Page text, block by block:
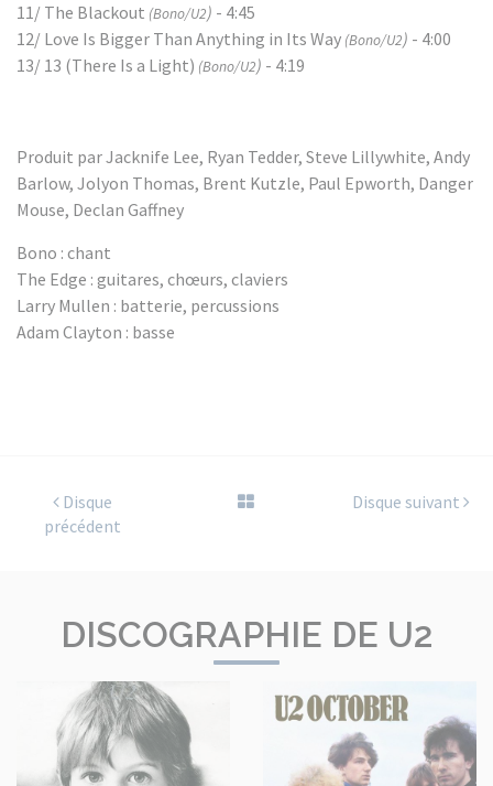
11/ The Blackout (Bono/U2) - 4:45
12/ Love Is Bigger Than Anything in Its Way (Bono/U2) - 4:00
13/ 13 (There Is a Light) (Bono/U2) - 4:19
Produit par Jacknife Lee, Ryan Tedder, Steve Lillywhite, Andy
Barlow, Jolyon Thomas, Brent Kutzle, Paul Epworth, Danger
Mouse, Declan Gaffney
Bono : chant
The Edge : guitares, chœurs, claviers
Larry Mullen : batterie, percussions
Adam Clayton : basse
Disque
précédent
Disque suivant
DISCOGRAPHIE DE U2